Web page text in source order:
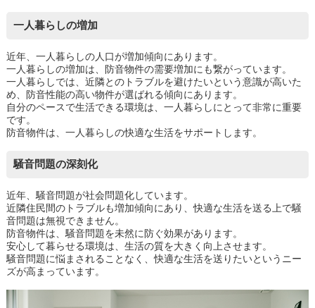
一人暮らしの増加
近年、一人暮らしの人口が増加傾向にあります。
一人暮らしの増加は、防音物件の需要増加にも繋がっています。
一人暮らしでは、近隣とのトラブルを避けたいという意識が高いた
め、防音性能の高い物件が選ばれる傾向にあります。
自分のペースで生活できる環境は、一人暮らしにとって非常に重要
です。
防音物件は、一人暮らしの快適な生活をサポートします。
騒音問題の深刻化
近年、騒音問題が社会問題化しています。
近隣住民間のトラブルも増加傾向にあり、快適な生活を送る上で騒
音問題は無視できません。
防音物件は、騒音問題を未然に防ぐ効果があります。
安心して暮らせる環境は、生活の質を大きく向上させます。
騒音問題に悩まされることなく、快適な生活を送りたいというニー
ズが高まっています。